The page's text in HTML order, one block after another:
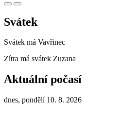
Svátek
Svátek má Vavřinec
Zítra má svátek Zuzana
Aktuální počasí
dnes, pondělí 10. 8. 2026